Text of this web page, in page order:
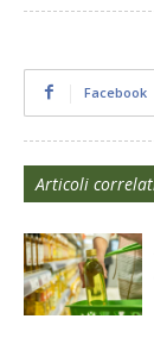
Facebook
Articoli